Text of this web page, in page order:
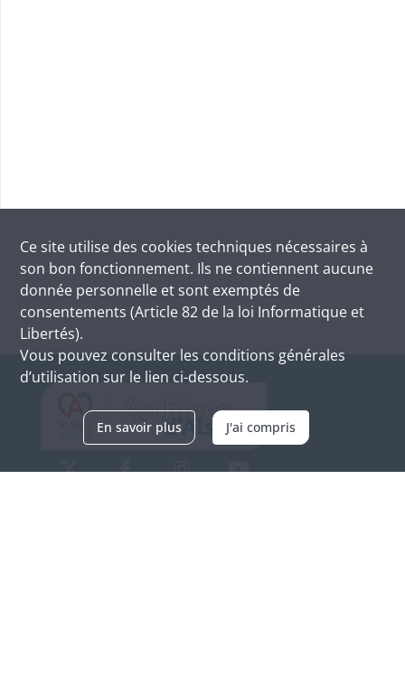
Ce site utilise des cookies techniques nécessaires à
son bon fonctionnement. Ils ne contiennent aucune
donnée personnelle et sont exemptés de
consentements (Article 82 de la loi Informatique et
Libertés).
Vous pouvez consulter les conditions générales
d’utilisation sur le lien ci-dessous.
En savoir plus J'ai compris